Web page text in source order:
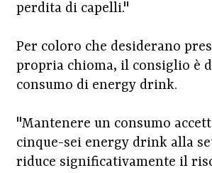
perdita di capelli."
Per coloro che desiderano
propria chioma, il consiglio è
consumo di energy drink.
"Mantenere un consumo
cinque-sei energy drink alla
riduce significativamente il